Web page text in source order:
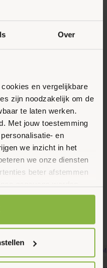
Over
en vergelijkbare
zijn noodzakelijk om de
te laten werken.
Met jouw toestemming
en
we inzicht in het
we onze diensten
beter afstemmen
kun je per categorie
Je kunt je keuze op
Toon alle data
11